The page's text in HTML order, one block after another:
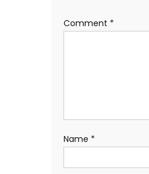
Comment *
Name *